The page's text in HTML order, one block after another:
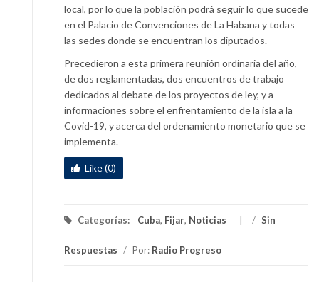
local, por lo que la población podrá seguir lo que sucede
en el Palacio de Convenciones de La Habana y todas
las sedes donde se encuentran los diputados.
Precedieron a esta primera reunión ordinaria del año,
de dos reglamentadas, dos encuentros de trabajo
dedicados al debate de los proyectos de ley, y a
informaciones sobre el enfrentamiento de la isla a la
Covid-19, y acerca del ordenamiento monetario que se
implementa.
Like (0)
Categorías: Cuba, Fijar, Noticias / Sin
Respuestas / Por: Radio Progreso